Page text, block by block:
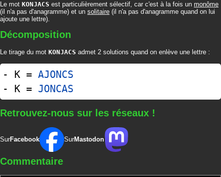
Le mot KONJACS est particulièrement sélectif, car c'est à la fois un monôme
(il n'a pas d'anagramme) et un solitaire (il n'a pas d'anagramme quand on lui
ajoute une lettre).
Décomposition
Le tirage du mot KONJACS admet 2 solutions quand on enlève une lettre :
- K = AJONCS
- K = JONCAS
Retrouvez-nous sur les réseaux !
SurFacebook SurMastodon
Commentaire